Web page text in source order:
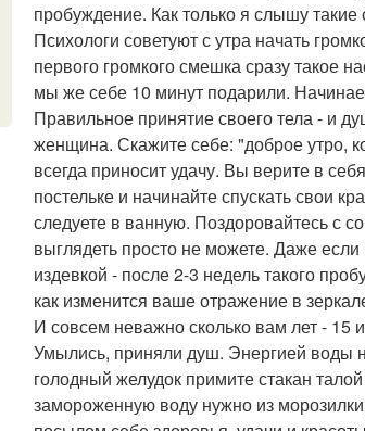
пробуждение. Как только я слышу
Психологи советуют с утра начать
первого громкого смешка сразу такое
мы же себе 10 минут подарили.
Правильное принятие своего тела - и
женщина. Скажите себе: "доброе утро,
всегда приносит удачу. Вы верите в
постельке и начинайте спускать свои
следуете в ванную. Поздоровайтесь с
выглядеть просто не можете. Даже
издевкой - после 2-3 недель такого
как изменится ваше отражение в
И совсем неважно сколько вам лет - 15
Умылись, приняли душ. Энергией воды
голодный желудок примите стакан
замороженную воду нужно из морозилки